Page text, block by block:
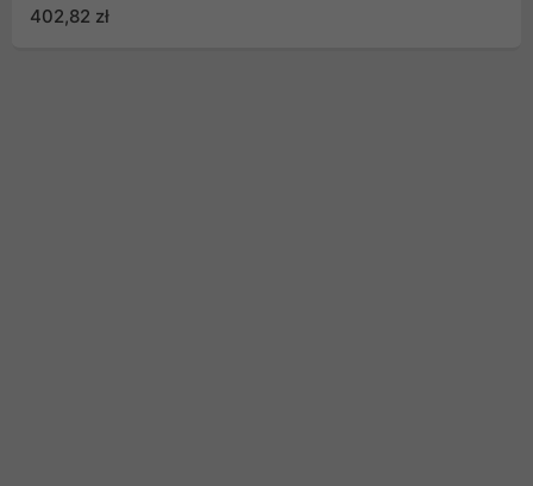
zasilaczy ASUS,
402,82 zł